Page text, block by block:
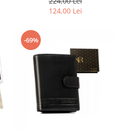
124,00 Lei
-69%